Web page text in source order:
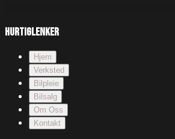
Hurtiglenker
Hjem
Verksted
Bilpleie
Bilsalg
Om Oss
Kontakt